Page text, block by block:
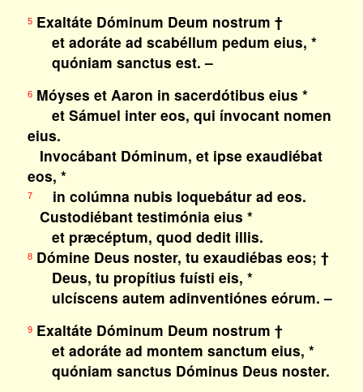
5Exaltáte Dóminum Deum nostrum †
et adoráte ad scabéllum pedum eius, *
quóniam sanctus est. –
6Móyses et Aaron in sacerdótibus eius *
et Sámuel inter eos, qui ínvocant nomen
eius.
Invocábant Dóminum, et ipse exaudiébat
eos, *
7in colúmna nubis loquebátur ad eos.
Custodiébant testimónia eius *
et præcéptum, quod dedit illis.
8Dómine Deus noster, tu exaudiébas eos; †
Deus, tu propítius fuísti eis, *
ulcíscens autem adinventiónes eórum. –
9Exaltáte Dóminum Deum nostrum †
et adoráte ad montem sanctum eius, *
quóniam sanctus Dóminus Deus noster.